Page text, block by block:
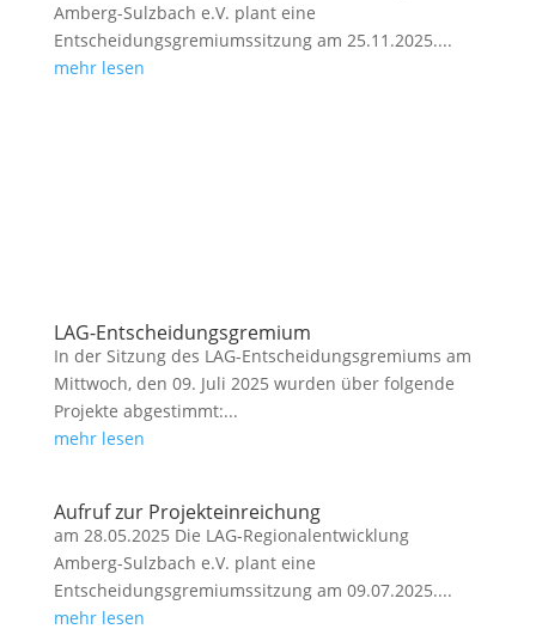
Amberg-Sulzbach e.V. plant eine
Entscheidungsgremiumssitzung am 25.11.2025....
mehr lesen
LAG-Entscheidungsgremium
In der Sitzung des LAG-Entscheidungsgremiums am
Mittwoch, den 09. Juli 2025 wurden über folgende
Projekte abgestimmt:...
mehr lesen
Aufruf zur Projekteinreichung
am 28.05.2025 Die LAG-Regionalentwicklung
Amberg-Sulzbach e.V. plant eine
Entscheidungsgremiumssitzung am 09.07.2025....
mehr lesen